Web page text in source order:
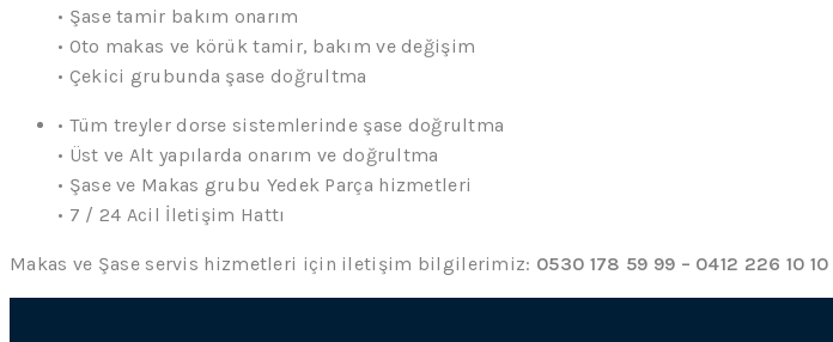
• Şase tamir bakım onarım
• Oto makas ve körük tamir, bakım ve değişim
• Çekici grubunda şase doğrultma
• Tüm treyler dorse sistemlerinde şase doğrultma
• Üst ve Alt yapılarda onarım ve doğrultma
• Şase ve Makas grubu Yedek Parça hizmetleri
• 7 / 24 Acil İletişim Hattı
Makas ve Şase servis hizmetleri için iletişim bilgilerimiz: 0530 178 59 99 – 0412 226 10 10